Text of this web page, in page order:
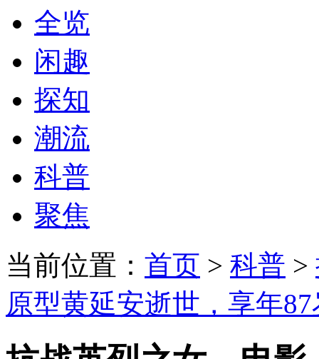
全览
闲趣
探知
潮流
科普
聚焦
当前位置： 首页 > 科普 >
原型黄延安逝世，享年87